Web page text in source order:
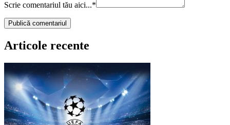
Scrie comentariul tău aici...*
Articole recente